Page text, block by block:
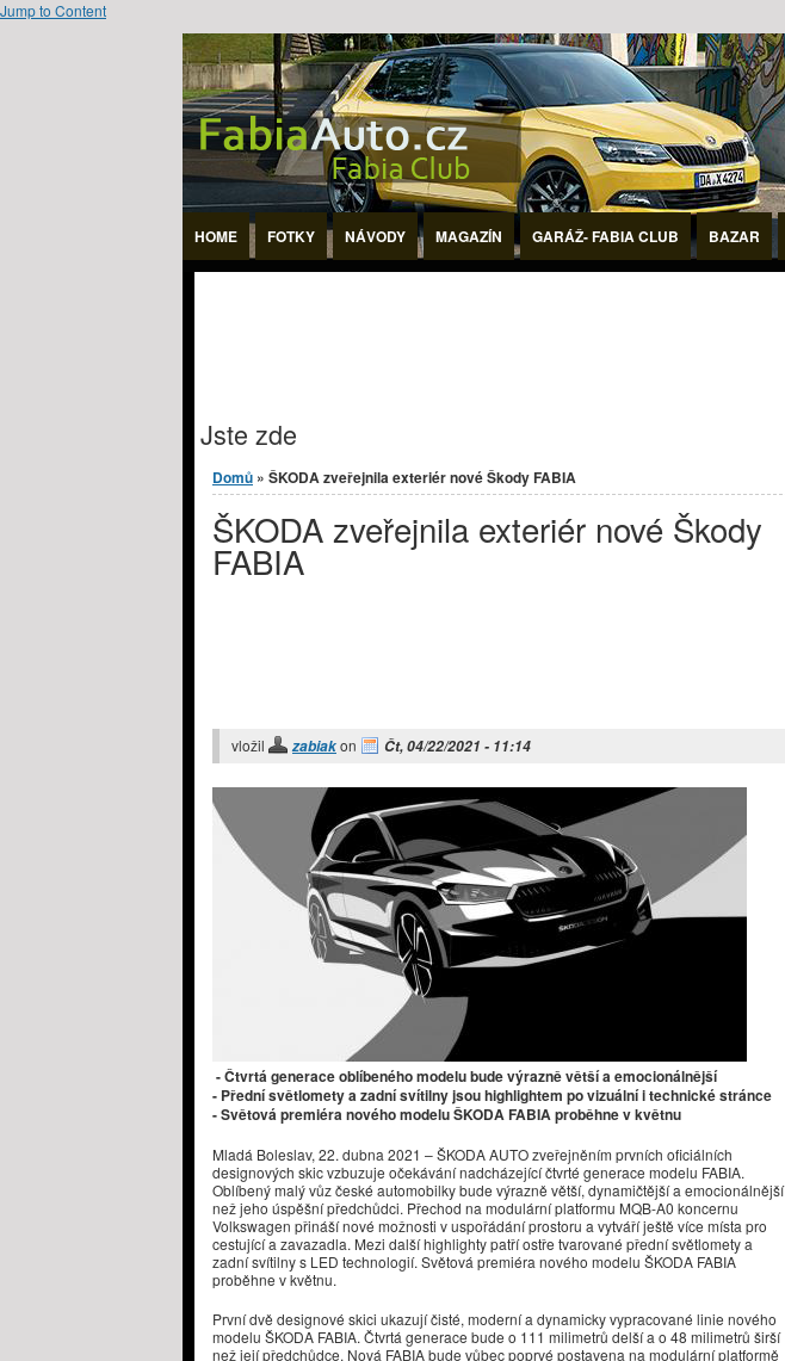
Jump to Content
HOME FOTKY NÁVODY MAGAZÍN GARÁŽ- FABIA CLUB BAZAR
Jste zde
Domů » ŠKODA zveřejnila exteriér nové Škody FABIA
ŠKODA zveřejnila exteriér nové Škody
FABIA
vložil zabiakon Čt, 04/22/2021 - 11:14
- Čtvrtá generace oblíbeného modelu bude výrazně větší a emocionálnější
- Přední světlomety a zadní svítilny jsou highlightem po vizuální i technické stránce
- Světová premiéra nového modelu ŠKODA FABIA proběhne v květnu​
Mladá Boleslav, 22. dubna 2021 – ŠKODA AUTO zveřejněním prvních oficiálních
designových skic vzbuzuje očekávání nadcházející čtvrté generace modelu FABIA.
Oblíbený malý vůz české automobilky bude výrazně větší, dynamičtější a emocionálnější
než jeho úspěšní předchůdci. Přechod na modulární platformu MQB-A0 koncernu
Volkswagen přináší nové možnosti v uspořádání prostoru a vytváří ještě více místa pro
cestující a zavazadla. Mezi další highlighty patří ostře tvarované přední světlomety a
zadní svítilny s LED technologií. Světová premiéra nového modelu ŠKODA FABIA
proběhne v květnu.
První dvě designové skici ukazují čisté, moderní a dynamicky vypracované linie nového
modelu ŠKODA FABIA. Čtvrtá generace bude o 111 milimetrů delší a o 48 milimetrů širší
než její předchůdce. Nová FABIA bude vůbec poprvé postavena na modulární platformě